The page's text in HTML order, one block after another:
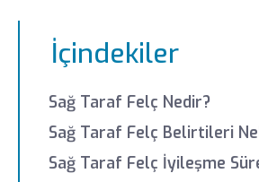
İçindekiler
Sağ Taraf Felç Nedir?
Sağ Taraf Felç Belirtileri
Sağ Taraf Felç İyileşme